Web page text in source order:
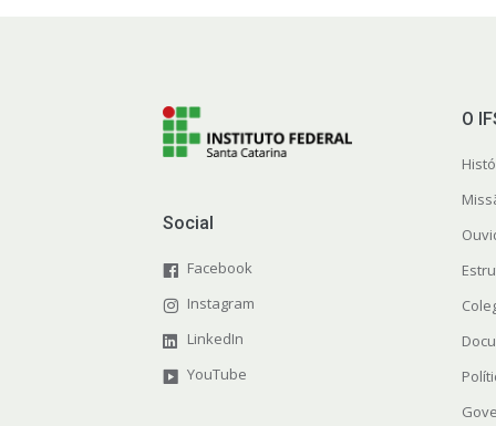
Social
Facebook
Instagram
LinkedIn
YouTube
O